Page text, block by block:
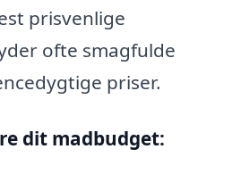
prisvenlige
ofte smagfulde
priser.
dit madbudget: